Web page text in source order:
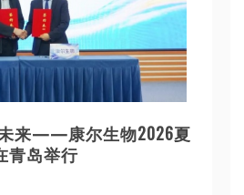
未来——康尔生物2026夏
青岛举行